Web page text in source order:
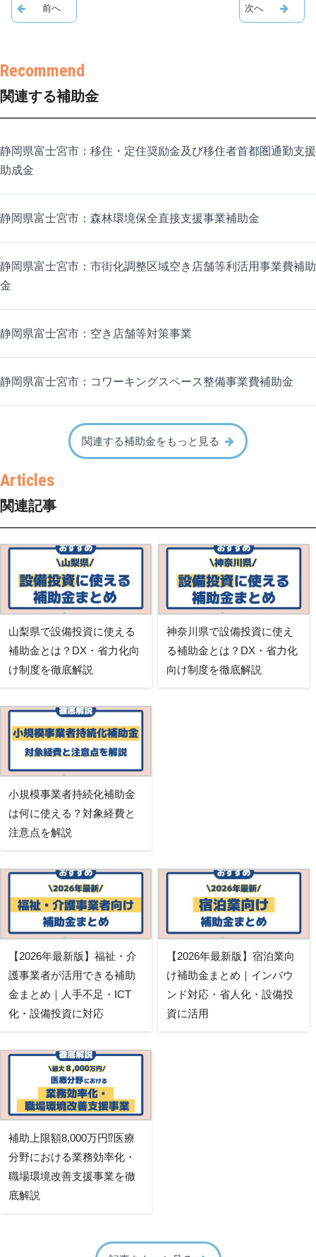
関連する補助金
静岡県富士宮市：移住・定住奨励金及び移住者首都圏通勤支援
助成金
静岡県富士宮市：森林環境保全直接支援事業補助金
静岡県富士宮市：市街化調整区域空き店舗等利活用事業費補助
金
静岡県富士宮市：空き店舗等対策事業
静岡県富士宮市：コワーキングスペース整備事業費補助金
関連する補助金をもっと見る
関連記事
山梨県で設備投資に使える
補助金とは？DX・省力化向
け制度を徹底解説
神奈川県で設備投資に使え
る補助金とは？DX・省力化
向け制度を徹底解説
小規模事業者持続化補助金
は何に使える？対象経費と
注意点を解説
【2026年最新版】福祉・介
護事業者が活用できる補助
金まとめ｜人手不足・ICT
化・設備投資に対応
【2026年最新版】宿泊業向
け補助金まとめ｜インバウ
ンド対応・省人化・設備投
資に活用
補助上限額8,000万円⁉医療
分野における業務効率化・
職場環境改善支援事業を徹
底解説